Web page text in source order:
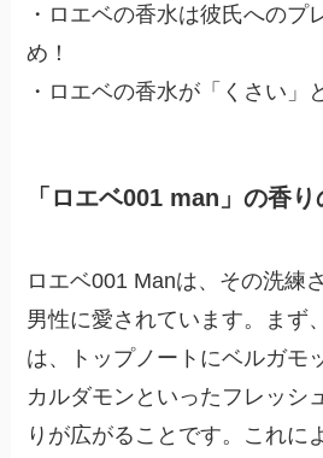
・ロエベの香水は彼氏へのプ
め！
・ロエベの香水が「くさい」
「ロエベ001 man」の香
ロエベ001 Manは、その洗練
男性に愛されています。まず
は、トップノートにベルガモ
カルダモンといったフレッシ
りが広がることです。これに